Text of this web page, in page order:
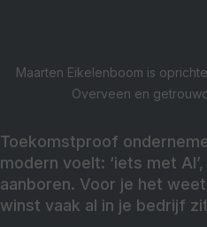
Maarten Eikelenboom is
Overveen en
Toekomstproof
modern voelt: ‘iets met
aanboren. Voor je het
winst vaak al in je bedrijf